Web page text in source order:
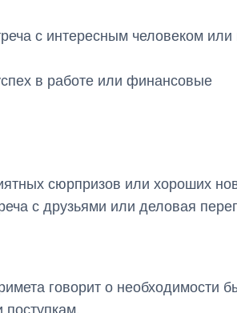
с интересным человеком или
в работе или финансовые
сюрпризов или хороших
с друзьями или деловая
говорит о необходимости
поступкам.